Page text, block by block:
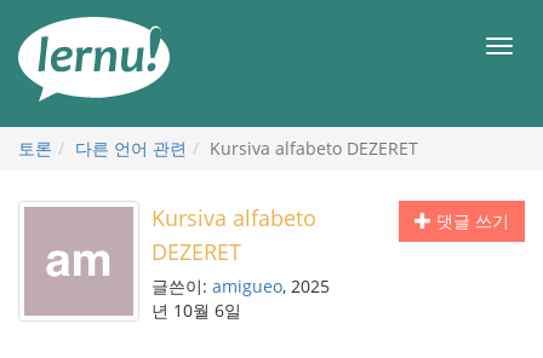
메
토론 다른 언어 관련 Kursiva alfabeto DEZERET
댓글 쓰기
Kursiva alfabeto
DEZERET
글쓴이: amigueo, 2025
년 10월 6일